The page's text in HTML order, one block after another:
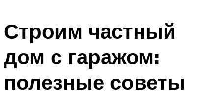
Строим частный
дом с гаражом:
полезные советы